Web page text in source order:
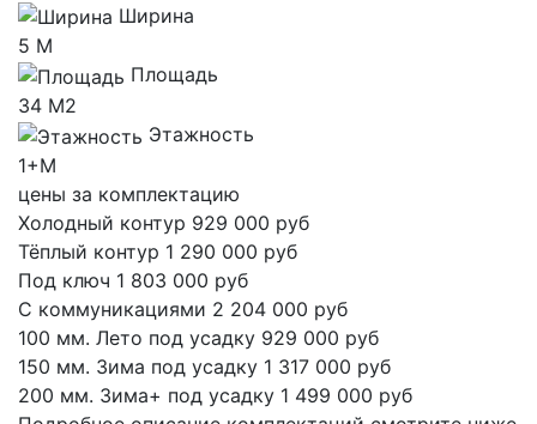
Ширина
5 М
Площадь
34 М2
Этажность
1+М
цены за комплектацию
Холодный контур 929 000 руб
Тёплый контур 1 290 000 руб
Под ключ 1 803 000 руб
С коммуникациями 2 204 000 руб
100 мм. Лето под усадку 929 000 руб
150 мм. Зима под усадку 1 317 000 руб
200 мм. Зима+ под усадку 1 499 000 руб